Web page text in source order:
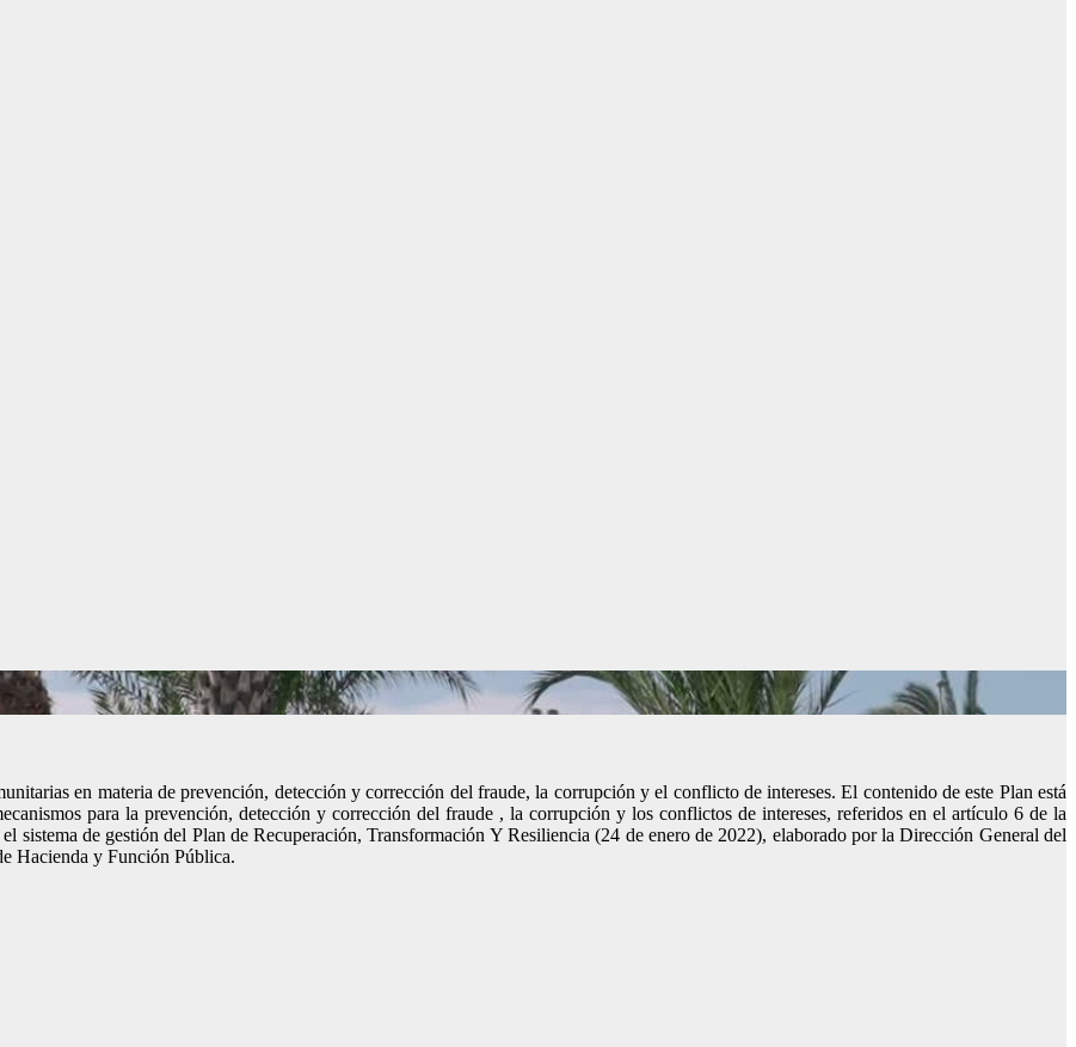
en materia de prevención, detección y corrección del fraude, la corrupción y el conflicto de intereses. El contenido de este Plan está
para la prevención, detección y corrección del fraude , la corrupción y los conflictos de intereses, referidos en el artículo 6 de la
sistema de gestión del Plan de Recuperación, Transformación Y Resiliencia (24 de enero de 2022), elaborado por la Dirección General del
Hacienda y Función Pública.